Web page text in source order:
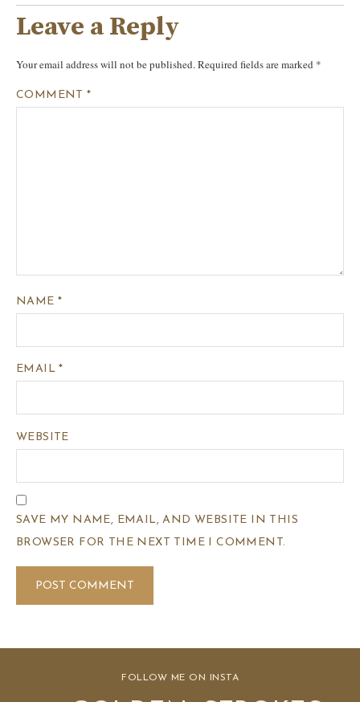
Leave a Reply
Your email address will not be published.Required fields are marked *
COMMENT*
NAME *
EMAIL*
WEBSITE
SAVE MY NAME, EMAIL, AND WEBSITE IN THIS
BROWSER FOR THE NEXT TIME I COMMENT.
FOLLOW ME ON INSTA